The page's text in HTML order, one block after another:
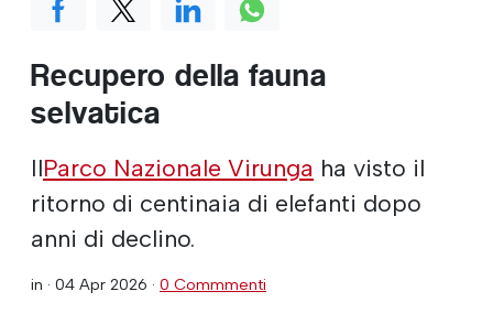
Recupero della fauna
selvatica
IlParco Nazionale Virunga ha visto il
ritorno di centinaia di elefanti dopo
anni di declino.
in · 04 Apr 2026 · 0 Commmenti